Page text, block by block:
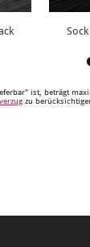
ist, beträgt
zu